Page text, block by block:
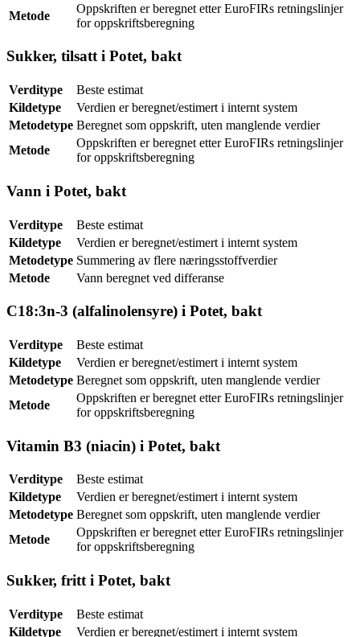
Metode
Oppskriften er beregnet etter EuroFIRs retningslinjer
for oppskriftsberegning
Sukker, tilsatt i Potet, bakt
Verditype
Beste estimat
Kildetype
Verdien er beregnet/estimert i internt system
Metodetype Beregnet som oppskrift, uten manglende verdier
Metode
Oppskriften er beregnet etter EuroFIRs retningslinjer
for oppskriftsberegning
Vann i Potet, bakt
Verditype
Beste estimat
Kildetype
Verdien er beregnet/estimert i internt system
Metodetype Summering av flere næringsstoffverdier
Metode
Vann beregnet ved differanse
C18:3n-3 (alfalinolensyre) i Potet, bakt
Verditype
Beste estimat
Kildetype
Verdien er beregnet/estimert i internt system
Metodetype Beregnet som oppskrift, uten manglende verdier
Metode
Oppskriften er beregnet etter EuroFIRs retningslinjer
for oppskriftsberegning
Vitamin B3 (niacin) i Potet, bakt
Verditype
Beste estimat
Kildetype
Verdien er beregnet/estimert i internt system
Metodetype Beregnet som oppskrift, uten manglende verdier
Metode
Oppskriften er beregnet etter EuroFIRs retningslinjer
for oppskriftsberegning
Sukker, fritt i Potet, bakt
Verditype
Beste estimat
Kildetype
Verdien er beregnet/estimert i internt system